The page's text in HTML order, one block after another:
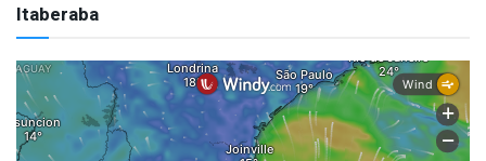
Itaberaba